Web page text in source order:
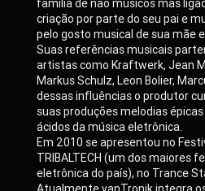
família de não músicos mas
criação por parte do seu pai e
pelo gosto musical de sua mãe
Suas referências musicais
artistas como Kraftwerk, Jean
Markus Schulz, Leon Bolier,
dessas influências o produtor
suas produções melodias
ácidos da música eletrônica.
Em 2010 se apresentou no
TRIBALTECH (um dos maiores
eletrônica do país), no Trance